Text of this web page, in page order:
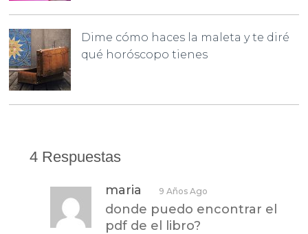
Dime cómo haces la maleta y te diré
qué horóscopo tienes
4 Respuestas
maria 9 Años Ago
donde puedo encontrar el
pdf de el libro?